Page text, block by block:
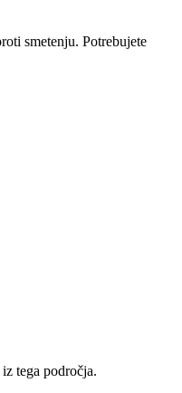
smetenju. Potrebujete
tega področja.